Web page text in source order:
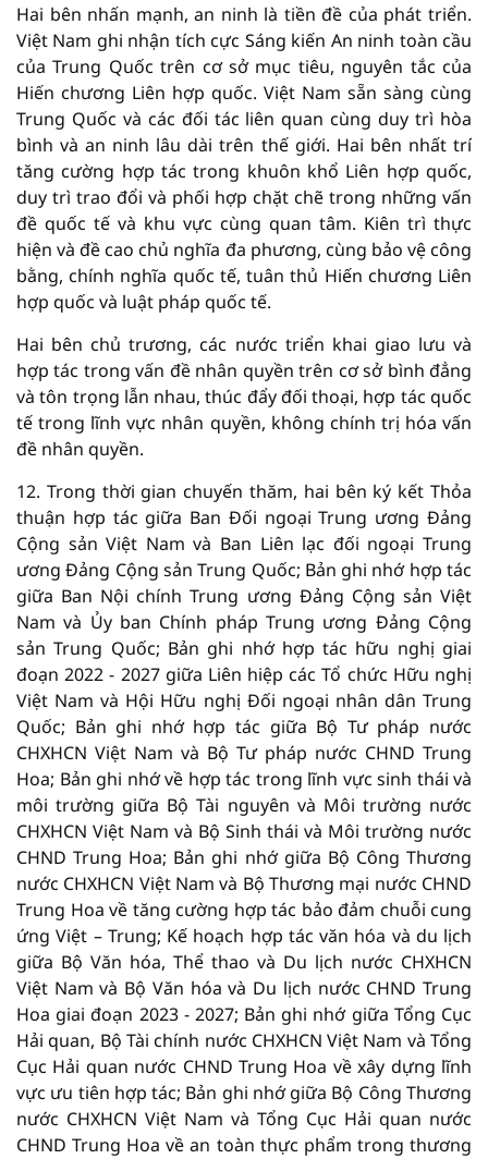
Hai bên nhấn mạnh, an ninh là tiền đề của phát triển.
Việt Nam ghi nhận tích cực Sáng kiến An ninh toàn cầu
của Trung Quốc trên cơ sở mục tiêu, nguyên tắc của
Hiến chương Liên hợp quốc. Việt Nam sẵn sàng cùng
Trung Quốc và các đối tác liên quan cùng duy trì hòa
bình và an ninh lâu dài trên thế giới. Hai bên nhất trí
tăng cường hợp tác trong khuôn khổ Liên hợp quốc,
duy trì trao đổi và phối hợp chặt chẽ trong những vấn
đề quốc tế và khu vực cùng quan tâm. Kiên trì thực
hiện và đề cao chủ nghĩa đa phương, cùng bảo vệ công
bằng, chính nghĩa quốc tế, tuân thủ Hiến chương Liên
hợp quốc và luật pháp quốc tế.
Hai bên chủ trương, các nước triển khai giao lưu và
hợp tác trong vấn đề nhân quyền trên cơ sở bình đẳng
và tôn trọng lẫn nhau, thúc đẩy đối thoại, hợp tác quốc
tế trong lĩnh vực nhân quyền, không chính trị hóa vấn
đề nhân quyền.
12. Trong thời gian chuyến thăm, hai bên ký kết Thỏa
thuận hợp tác giữa Ban Đối ngoại Trung ương Đảng
Cộng sản Việt Nam và Ban Liên lạc đối ngoại Trung
ương Đảng Cộng sản Trung Quốc; Bản ghi nhớ hợp tác
giữa Ban Nội chính Trung ương Đảng Cộng sản Việt
Nam và Ủy ban Chính pháp Trung ương Đảng Cộng
sản Trung Quốc; Bản ghi nhớ hợp tác hữu nghị giai
đoạn 2022 - 2027 giữa Liên hiệp các Tổ chức Hữu nghị
Việt Nam và Hội Hữu nghị Đối ngoại nhân dân Trung
Quốc; Bản ghi nhớ hợp tác giữa Bộ Tư pháp nước
CHXHCN Việt Nam và Bộ Tư pháp nước CHND Trung
Hoa; Bản ghi nhớ về hợp tác trong lĩnh vực sinh thái và
môi trường giữa Bộ Tài nguyên và Môi trường nước
CHXHCN Việt Nam và Bộ Sinh thái và Môi trường nước
CHND Trung Hoa; Bản ghi nhớ giữa Bộ Công Thương
nước CHXHCN Việt Nam và Bộ Thương mại nước CHND
Trung Hoa về tăng cường hợp tác bảo đảm chuỗi cung
ứng Việt – Trung; Kế hoạch hợp tác văn hóa và du lịch
giữa Bộ Văn hóa, Thể thao và Du lịch nước CHXHCN
Việt Nam và Bộ Văn hóa và Du lịch nước CHND Trung
Hoa giai đoạn 2023 - 2027; Bản ghi nhớ giữa Tổng Cục
Hải quan, Bộ Tài chính nước CHXHCN Việt Nam và Tổng
Cục Hải quan nước CHND Trung Hoa về xây dựng lĩnh
vực ưu tiên hợp tác; Bản ghi nhớ giữa Bộ Công Thương
nước CHXHCN Việt Nam và Tổng Cục Hải quan nước
CHND Trung Hoa về an toàn thực phẩm trong thương